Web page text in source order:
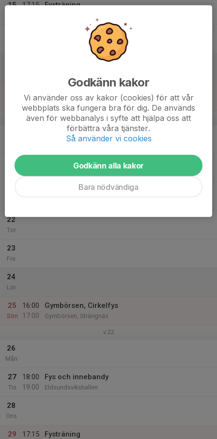
15
17:15
Fysträning
17:00
Gymbörsen, Strängnäs
v.21
20
Tis
Fys och innebandy
22
Tor
23
Fre
24
Lör
25
Sön
16:00
17:00
Gymbörsen, Cirkelfys
Gymbörsen, Strängnäs
v.22
26
Mån
27
Tis
18:00
19:00
Fys och innebandy
Eldsundsvikshallen
28
Ons
29
17:15
Fysträning
Godkänn kakor
Vi använder oss av kakor (cookies) för att vår
webbplats ska fungera bra för dig. De används
även för webbanalys i syfte att hjälpa oss att
förbättra våra tjänster.
Så använder vi cookies
Godkänn alla kakor
Bara nödvändiga